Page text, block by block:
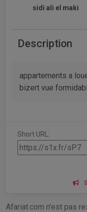
sidi ali el maki
Description
appartements a
bizert vue
Short URL:
Afariat.com n'est pas